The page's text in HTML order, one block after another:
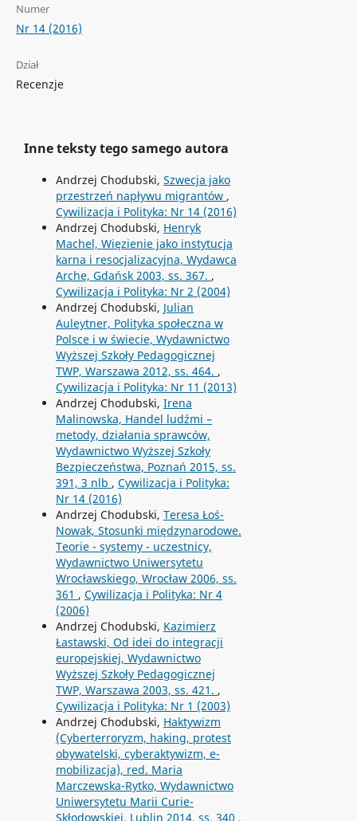
Numer
Nr 14 (2016)
Dział
Recenzje
Inne teksty tego samego autora
Andrzej Chodubski, Szwecja jako
przestrzeń napływu migrantów ,
Cywilizacja i Polityka: Nr 14 (2016)
Andrzej Chodubski, Henryk
Machel, Więzienie jako instytucja
karna i resocjalizacyjna, Wydawca
Arche, Gdańsk 2003, ss. 367. ,
Cywilizacja i Polityka: Nr 2 (2004)
Andrzej Chodubski, Julian
Auleytner, Polityka społeczna w
Polsce i w świecie, Wydawnictwo
Wyższej Szkoły Pedagogicznej
TWP, Warszawa 2012, ss. 464. ,
Cywilizacja i Polityka: Nr 11 (2013)
Andrzej Chodubski, Irena
Malinowska, Handel ludźmi –
metody, działania sprawców,
Wydawnictwo Wyższej Szkoły
Bezpieczeństwa, Poznań 2015, ss.
391, 3 nlb , Cywilizacja i Polityka:
Nr 14 (2016)
Andrzej Chodubski, Teresa Łoś-
Nowak, Stosunki międzynarodowe.
Teorie - systemy - uczestnicy,
Wydawnictwo Uniwersytetu
Wrocławskiego, Wrocław 2006, ss.
361 , Cywilizacja i Polityka: Nr 4
(2006)
Andrzej Chodubski, Kazimierz
Łastawski, Od idei do integracji
europejskiej, Wydawnictwo
Wyższej Szkoły Pedagogicznej
TWP, Warszawa 2003, ss. 421. ,
Cywilizacja i Polityka: Nr 1 (2003)
Andrzej Chodubski, Haktywizm
(Cyberterroryzm, haking, protest
obywatelski, cyberaktywizm, e-
mobilizacja), red. Maria
Marczewska-Rytko, Wydawnictwo
Uniwersytetu Marii Curie-
Skłodowskiej, Lublin 2014, ss. 340 ,